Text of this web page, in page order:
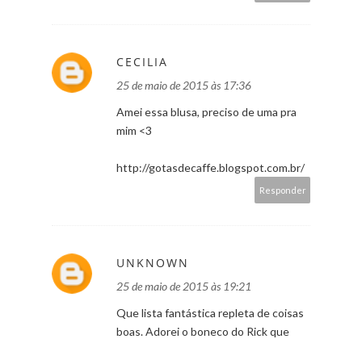
CECILIA
25 de maio de 2015 às 17:36
Amei essa blusa, preciso de uma pra
mim <3
http://gotasdecaffe.blogspot.com.br/
Responder
UNKNOWN
25 de maio de 2015 às 19:21
Que lista fantástica repleta de coisas
boas. Adorei o boneco do Rick que